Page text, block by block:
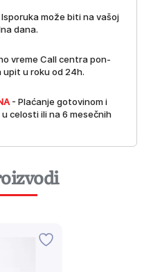
Isporuka može biti na vašoj
dana.
vreme Call centra pon-
upit u roku od 24h.
- Plaćanje gotovinom i
celosti ili na 6 mesečnih